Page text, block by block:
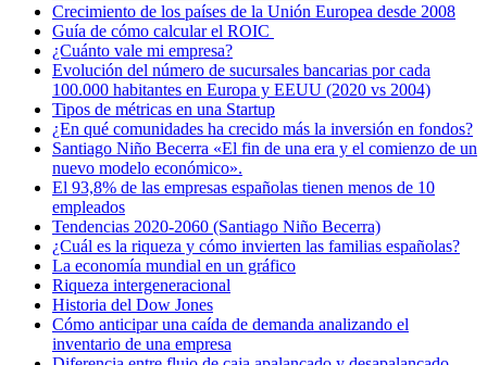
Crecimiento de los países de la Unión Europea desde 2008
Guía de cómo calcular el ROIC
¿Cuánto vale mi empresa?
Evolución del número de sucursales bancarias por cada
100.000 habitantes en Europa y EEUU (2020 vs 2004)
Tipos de métricas en una Startup
¿En qué comunidades ha crecido más la inversión en fondos?
Santiago Niño Becerra «El fin de una era y el comienzo de un
nuevo modelo económico».
El 93,8% de las empresas españolas tienen menos de 10
empleados
Tendencias 2020-2060 (Santiago Niño Becerra)
¿Cuál es la riqueza y cómo invierten las familias españolas?
La economía mundial en un gráfico
Riqueza intergeneracional
Historia del Dow Jones
Cómo anticipar una caída de demanda analizando el
inventario de una empresa